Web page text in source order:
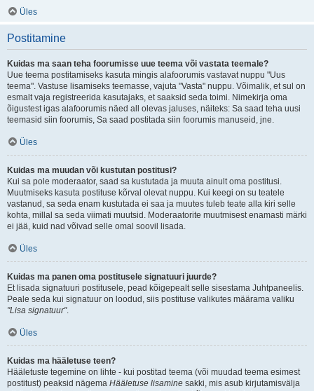
Üles
Postitamine
Kuidas ma saan teha foorumisse uue teema või vastata teemale?
Uue teema postitamiseks kasuta mingis alafoorumis vastavat nuppu "Uus
teema". Vastuse lisamiseks teemasse, vajuta "Vasta" nuppu. Võimalik, et sul on
esmalt vaja registreerida kasutajaks, et saaksid seda toimi. Nimekirja oma
õigustest igas alafoorumis näed all olevas jaluses, näiteks: Sa saad teha uusi
teemasid siin foorumis, Sa saad postitada siin foorumis manuseid, jne.
Üles
Kuidas ma muudan või kustutan postitusi?
Kui sa pole moderaator, saad sa kustutada ja muuta ainult oma postitusi.
Muutmiseks kasuta postituse kõrval olevat nuppu. Kui keegi on su teatele
vastanud, sa seda enam kustutada ei saa ja muutes tuleb teate alla kiri selle
kohta, millal sa seda viimati muutsid. Moderaatorite muutmisest enamasti märki
ei jää, kuid nad võivad selle omal soovil lisada.
Üles
Kuidas ma panen oma postitusele signatuuri juurde?
Et lisada signatuuri postitusele, pead kõigepealt selle sisestama Juhtpaneelis.
Peale seda kui signatuur on loodud, siis postituse valikutes määrama valiku
"Lisa signatuur".
Üles
Kuidas ma hääletuse teen?
Hääletuste tegemine on lihte - kui postitad teema (või muudad teema esimest
postitust) peaksid nägema Hääletuse lisamine sakki, mis asub kirjutamisvälja